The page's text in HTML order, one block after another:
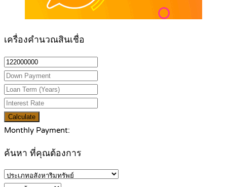
เครื่องคำนวณสินเชื่อ
Calculate
Monthly Payment:
ค้นหา ที่คุณต้องการ